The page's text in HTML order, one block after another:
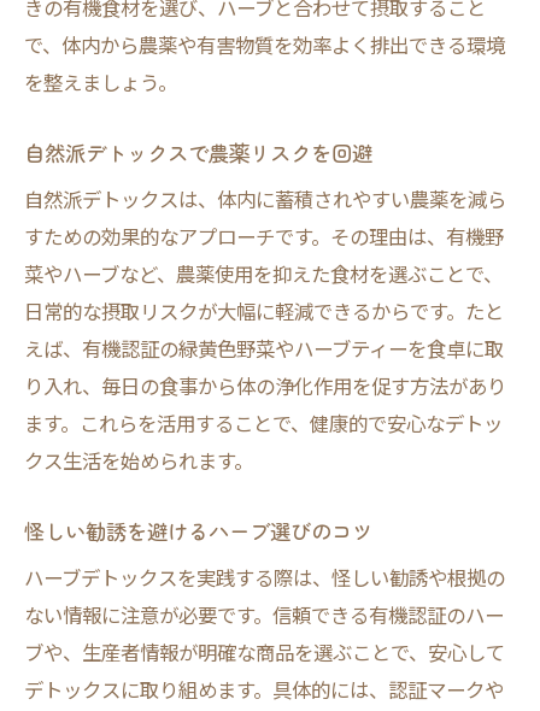
きの有機食材を選び、ハーブと合わせて摂取すること
で、体内から農薬や有害物質を効率よく排出できる環境
を整えましょう。
自然派デトックスで農薬リスクを回避
自然派デトックスは、体内に蓄積されやすい農薬を減ら
すための効果的なアプローチです。その理由は、有機野
菜やハーブなど、農薬使用を抑えた食材を選ぶことで、
日常的な摂取リスクが大幅に軽減できるからです。たと
えば、有機認証の緑黄色野菜やハーブティーを食卓に取
り入れ、毎日の食事から体の浄化作用を促す方法があり
ます。これらを活用することで、健康的で安心なデトッ
クス生活を始められます。
怪しい勧誘を避けるハーブ選びのコツ
ハーブデトックスを実践する際は、怪しい勧誘や根拠の
ない情報に注意が必要です。信頼できる有機認証のハー
ブや、生産者情報が明確な商品を選ぶことで、安心して
デトックスに取り組めます。具体的には、認証マークや